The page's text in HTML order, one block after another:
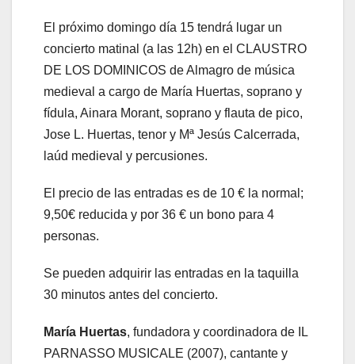
El próximo domingo día 15 tendrá lugar un
concierto matinal (a las 12h) en el CLAUSTRO
DE LOS DOMINICOS de Almagro de música
medieval a cargo de María Huertas, soprano y
fídula, Ainara Morant, soprano y flauta de pico,
Jose L. Huertas, tenor y Mª Jesús Calcerrada,
laúd medieval y percusiones.
El precio de las entradas es de 10 € la normal;
9,50€ reducida y por 36 € un bono para 4
personas.
Se pueden adquirir las entradas en la taquilla
30 minutos antes del concierto.
María Huertas, fundadora y coordinadora de IL
PARNASSO MUSICALE (2007), cantante y